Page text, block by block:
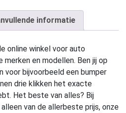
informatie
online winkel voor auto
en modellen. Ben jij op
voor bijvoorbeeld een bumper
drie klikken het exacte
Het beste van alles? Bij
van de allerbeste prijs, onze